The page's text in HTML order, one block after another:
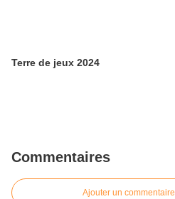
Terre de jeux 2024
Commentaires
Ajouter un commentaire